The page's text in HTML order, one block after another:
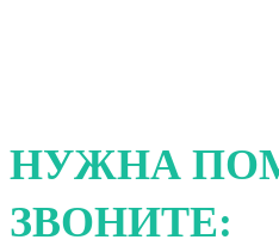
НУЖНА
ЗВОНИТЕ: